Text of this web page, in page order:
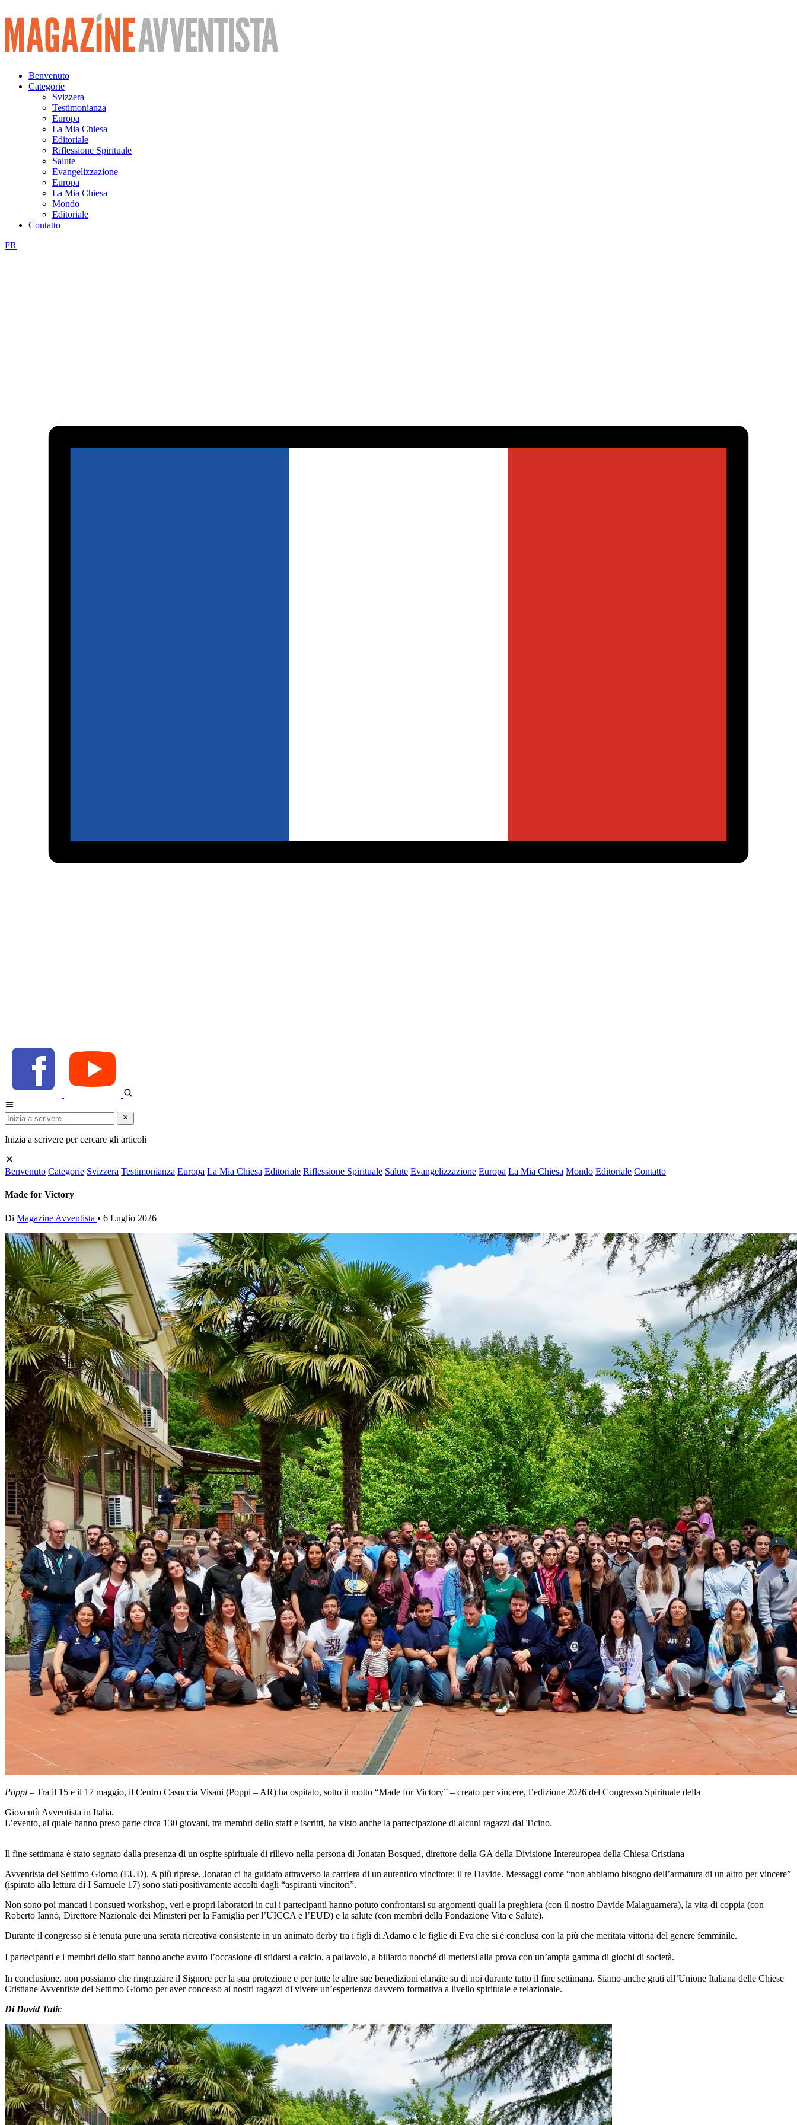
Vai
al
contenuto
Benvenuto
Categorie
Svizzera
Testimonianza
Europa
La Mia Chiesa
Editoriale
Riflessione Spirituale
Salute
Evangelizzazione
Europa
La Mia Chiesa
Mondo
Editoriale
Contatto
FR
Inizia a scrivere per cercare gli articoli
Benvenuto Categorie Svizzera Testimonianza Europa La Mia Chiesa Editoriale Riflessione Spirituale Salute Evangelizzazione Europa La Mia Chiesa Mondo Editoriale Contatto
Made for Victory
Di Magazine Avventista • 6 Luglio 2026
Poppi – Tra il 15 e il 17 maggio, il Centro Casuccia Visani (Poppi – AR) ha ospitato, sotto il motto “Made for Victory” – creato per vincere, l’edizione 2026 del Congresso Spirituale della
Gioventù Avventista in Italia.
L’evento, al quale hanno preso parte circa 130 giovani, tra membri dello staff e iscritti, ha visto anche la partecipazione di alcuni ragazzi dal Ticino.
Il fine settimana è stato segnato dalla presenza di un ospite spirituale di rilievo nella persona di Jonatan Bosqued, direttore della GA della Divisione Intereuropea della Chiesa Cristiana
Avventista del Settimo Giorno (EUD). A più riprese, Jonatan ci ha guidato attraverso la carriera di un autentico vincitore: il re Davide. Messaggi come “non abbiamo bisogno dell’armatura di un altro per vincere”
(ispirato alla lettura di I Samuele 17) sono stati positivamente accolti dagli “aspiranti vincitori”.
Non sono poi mancati i consueti workshop, veri e propri laboratori in cui i partecipanti hanno potuto confrontarsi su argomenti quali la preghiera (con il nostro Davide Malaguarnera), la vita di coppia (con
Roberto Iannò, Direttore Nazionale dei Ministeri per la Famiglia per l’UICCA e l’EUD) e la salute (con membri della Fondazione Vita e Salute).
Durante il congresso si è tenuta pure una serata ricreativa consistente in un animato derby tra i figli di Adamo e le figlie di Eva che si è conclusa con la più che meritata vittoria del genere femminile.
I partecipanti e i membri dello staff hanno anche avuto l’occasione di sfidarsi a calcio, a pallavolo, a biliardo nonché di mettersi alla prova con un’ampia gamma di giochi di società.
In conclusione, non possiamo che ringraziare il Signore per la sua protezione e per tutte le altre sue benedizioni elargite su di noi durante tutto il fine settimana. Siamo anche grati all’Unione Italiana delle Chiese
Cristiane Avventiste del Settimo Giorno per aver concesso ai nostri ragazzi di vivere un’esperienza davvero formativa a livello spirituale e relazionale.
Di David Tutic